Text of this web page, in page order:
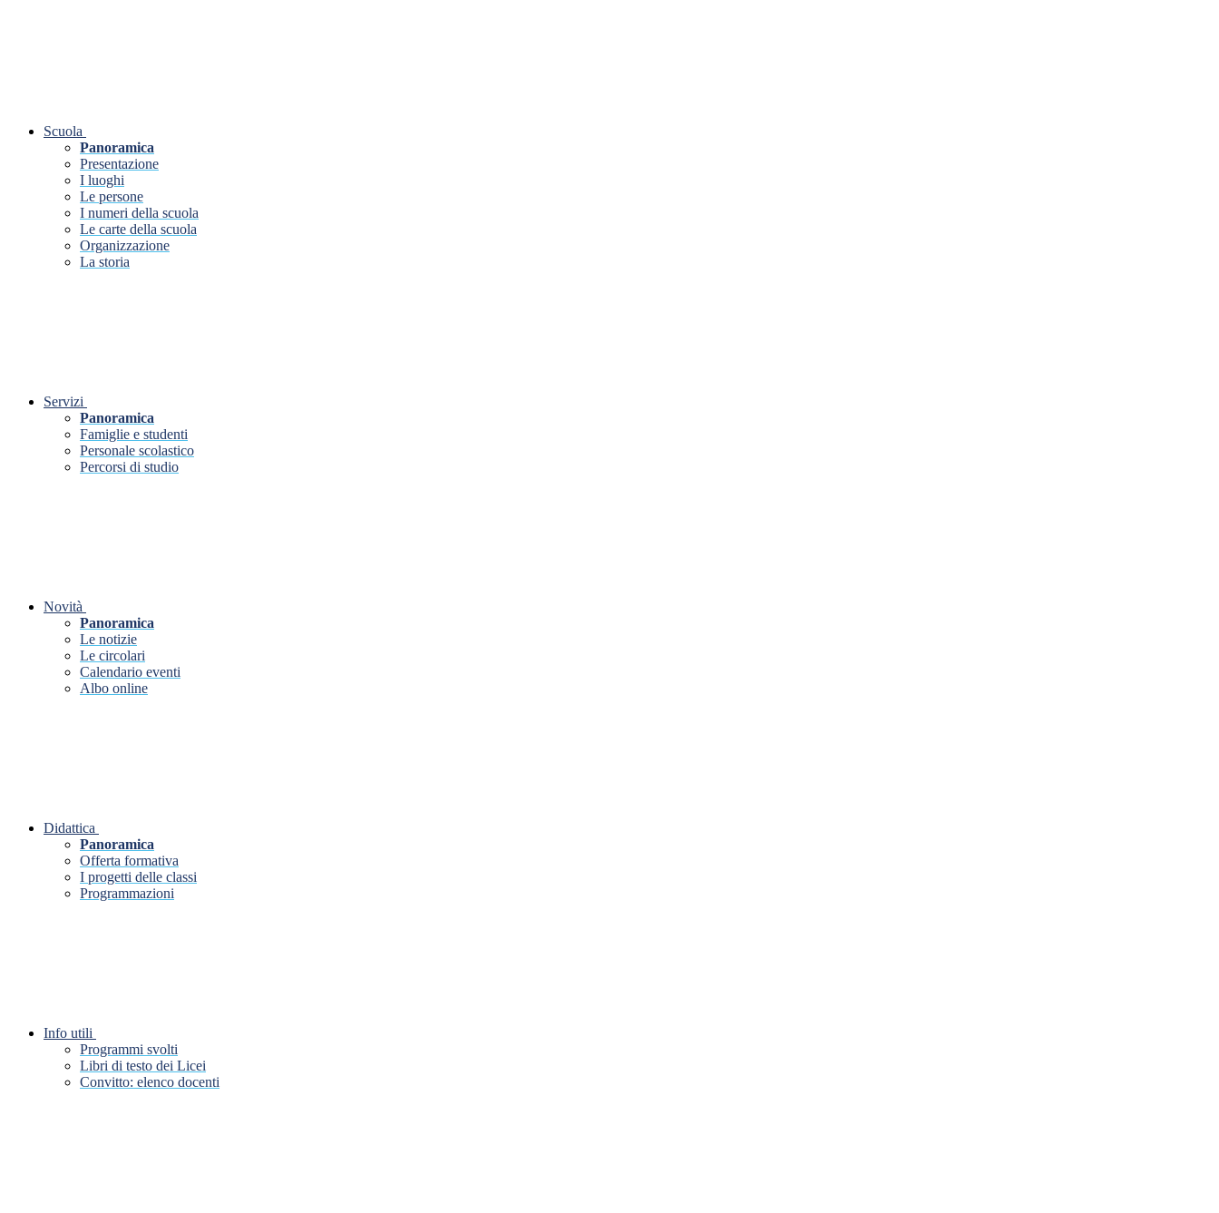
Scuola
Panoramica
Presentazione
I luoghi
Le persone
I numeri della scuola
Le carte della scuola
Organizzazione
La storia
Servizi
Panoramica
Famiglie e studenti
Personale scolastico
Percorsi di studio
Novità
Panoramica
Le notizie
Le circolari
Calendario eventi
Albo online
Didattica
Panoramica
Offerta formativa
I progetti delle classi
Programmazioni
Info utili
Programmi svolti
Libri di testo dei Licei
Convitto: elenco docenti